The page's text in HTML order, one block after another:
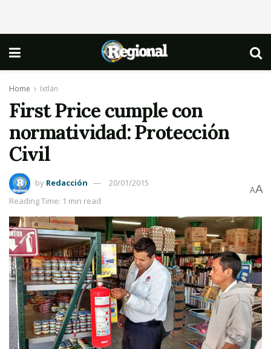
Home Ixtlán
First Price cumple con
normatividad: Protección
Civil
by Redacción
20/01/2015
Reading Time: 1 min read
AA